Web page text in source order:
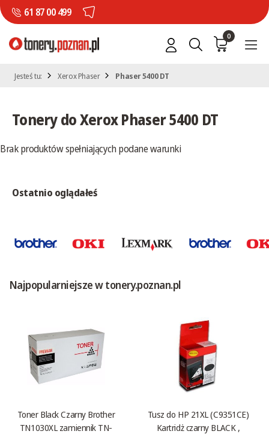
61 87 00 499
0
Jesteś tu: Xerox Phaser Phaser 5400 DT
Tonery do Xerox Phaser 5400 DT
Brak produktów spełniających podane warunki
Ostatnio oglądałeś
Najpopularniejsze w tonery.poznan.pl
Toner Black Czarny Brother
TN1030XL zamiennik TN-
Tusz do HP 21XL (C9351CE)
Kartridż czarny BLACK ,